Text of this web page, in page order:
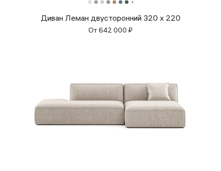
Диван Леман двусторонний 320 х 220
От642 000 ₽